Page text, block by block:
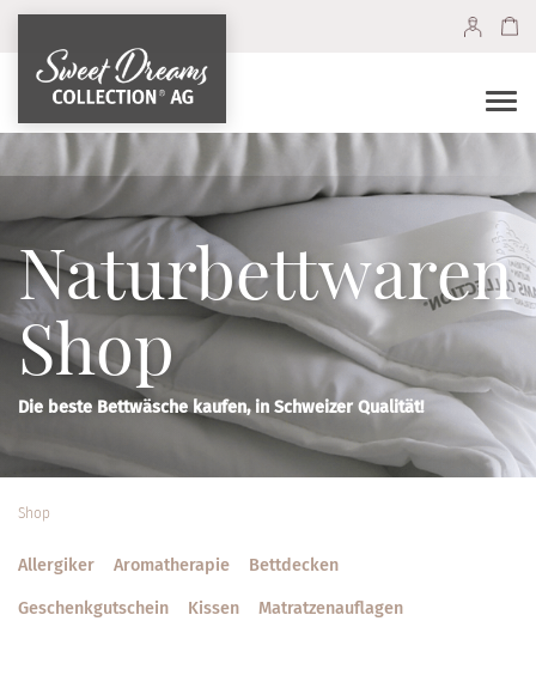
Naturbett­waren
Shop
Die beste Bettwäsche kaufen, in Schweizer Qualität!
Shop
Allergiker Aroma­therapie Bett­decken
Geschenkgutschein Kissen Matratzen­­auflagen